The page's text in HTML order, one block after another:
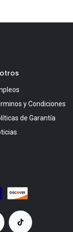
y Condiciones
de Garantía